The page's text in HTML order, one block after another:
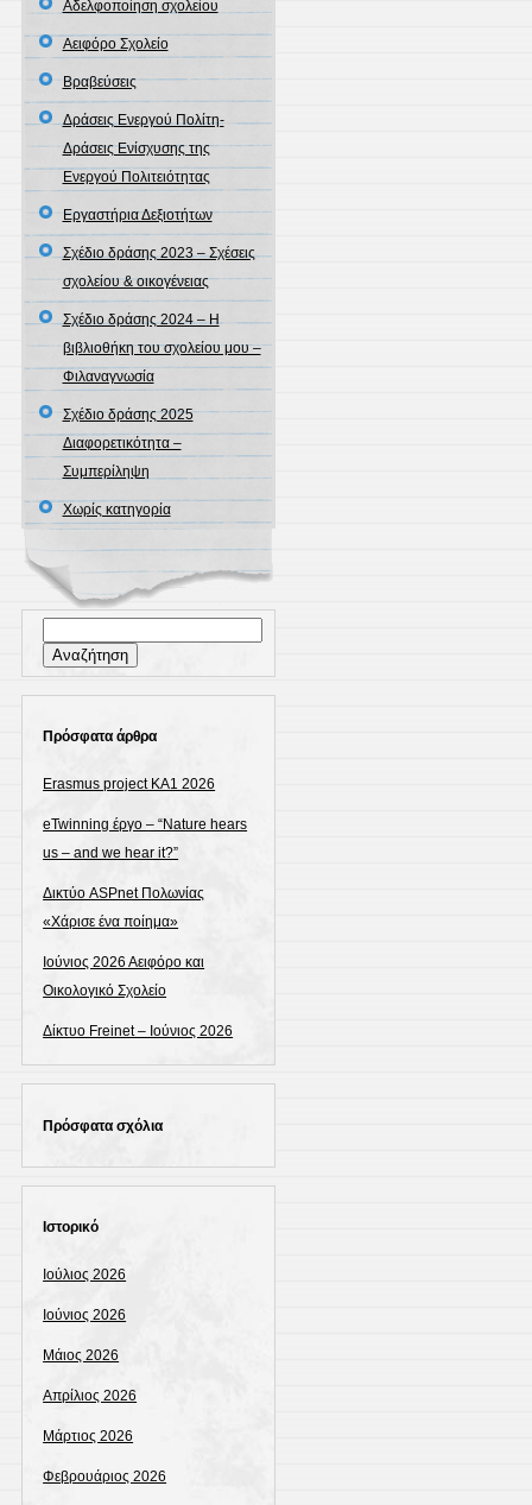
Αδελφοποίηση σχολείου
Αειφόρο Σχολείο
Βραβεύσεις
Δράσεις Ενεργού Πολίτη-
Δράσεις Ενίσχυσης της
Ενεργού Πολιτειότητας
Εργαστήρια Δεξιοτήτων
Σχέδιο δράσης 2023 – Σχέσεις
σχολείου & οικογένειας
Σχέδιο δράσης 2024 – Η
βιβλιοθήκη του σχολείου μου –
Φιλαναγνωσία
Σχέδιο δράσης 2025
Διαφορετικότητα –
Συμπερίληψη
Χωρίς κατηγορία
για:
Πρόσφατα άρθρα
Erasmus project KA1 2026
eTwinning έργο – “Nature hears
us – and we hear it?”
Δικτύο ASPnet Πολωνίας
«Χάρισε ένα ποίημα»
Ιούνιος 2026 Αειφόρο και
Οικολογικό Σχολείο
Δίκτυο Freinet – Ιούνιος 2026
Πρόσφατα σχόλια
Ιστορικό
Ιούλιος 2026
Ιούνιος 2026
Μάιος 2026
Απρίλιος 2026
Μάρτιος 2026
Φεβρουάριος 2026